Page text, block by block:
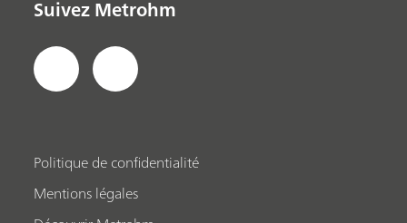
Suivez Metrohm
Politique de confidentialité
Mentions légales